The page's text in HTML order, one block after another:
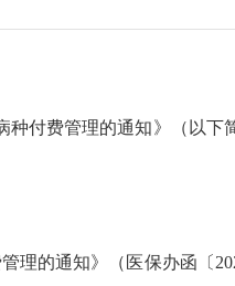
付费管理的通知》（以下
理的通知》（医保办函〔